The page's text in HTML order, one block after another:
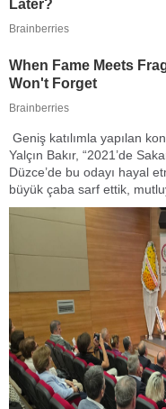
Geniş katılımla yapılan
Yalçın Bakır, “2021’de
Düzce’de bu odayı hayal
büyük çaba sarf ettik,